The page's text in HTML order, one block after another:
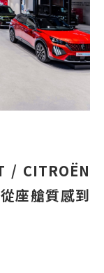
/ CITROËN
座艙質感到